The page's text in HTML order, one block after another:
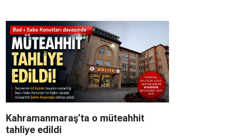
Kahramanmaraş’ta o müteahhit
tahliye edildi